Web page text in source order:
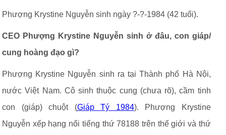
Phượng Krystine Nguyễn sinh ngày ?-?-1984 (42 tuổi).
CEO Phượng Krystine Nguyễn sinh ở đâu, con giáp/
cung hoàng đạo gì?
Phượng Krystine Nguyễn sinh ra tại Thành phố Hà Nội,
nước Việt Nam. Cô sinh thuộc cung (chưa rõ), cầm tinh
con (giáp) chuột (Giáp Tý 1984). Phượng Krystine
Nguyễn xếp hạng nổi tiếng thứ 78188 trên thế giới và thứ